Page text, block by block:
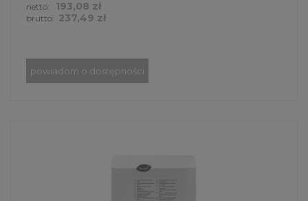
brutto: 237,49 zł
netto: 193,08 zł
powiadom o dostępności